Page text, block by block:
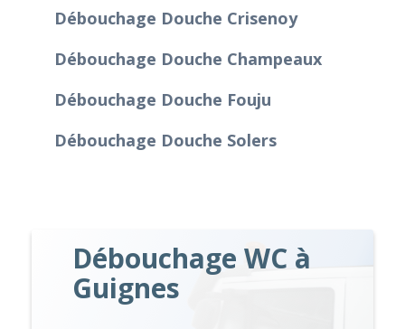
Débouchage Douche Crisenoy
Débouchage Douche Champeaux
Débouchage Douche Fouju
Débouchage Douche Solers
Débouchage WC à
Guignes